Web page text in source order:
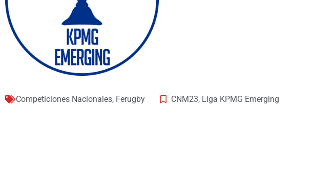
Competiciones Nacionales, Ferugby CNM23, Liga KPMG Emerging